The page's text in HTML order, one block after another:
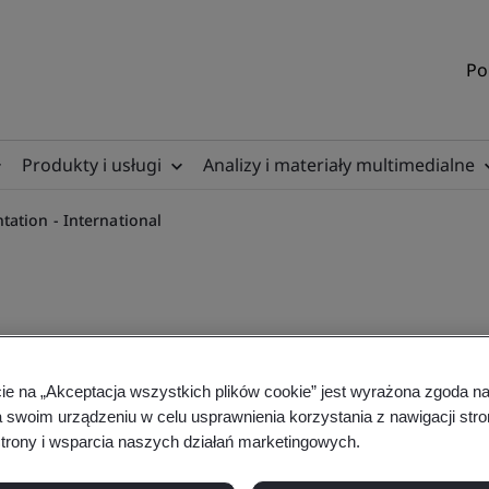
Produkty i usługi Analizy i materiały multimedialne
- International
AI Controls
na „Akceptacja wszystkich plików cookie” jest wyrażona zgoda
swoim urządzeniu w celu usprawnienia korzystania z nawigacji
i wsparcia naszych działań marketingowych.